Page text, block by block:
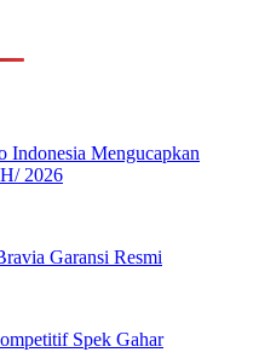
Indonesia Mengucapkan
2026
Garansi Resmi
Spek Gahar